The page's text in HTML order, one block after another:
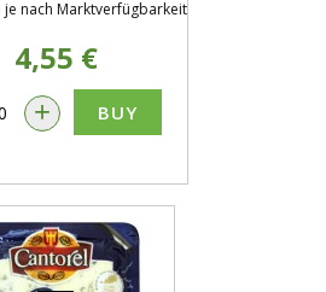
nach Marktverfügbarkeit
4,55 €
+ BUY